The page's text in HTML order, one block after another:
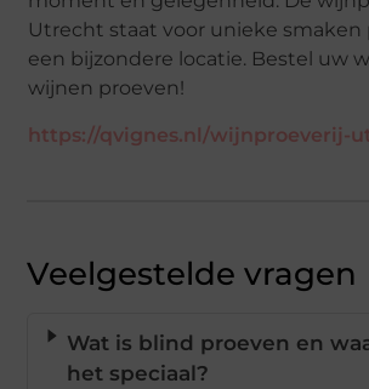
Utrecht staat voor unieke smaken
een bijzondere locatie. Bestel uw
wijnen proeven!
https://qvignes.nl/wijnproeverij-
Veelgestelde vragen
Wat is blind proeven en
het speciaal?